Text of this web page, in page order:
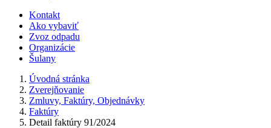
Kontakt
Ako vybaviť
Zvoz odpadu
Organizácie
Šulany
Úvodná stránka
Zverejňovanie
Zmluvy, Faktúry, Objednávky
Faktúry
Detail faktúry 91/2024